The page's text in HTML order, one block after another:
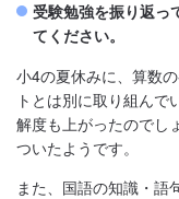
受験勉強を振り返っ
てください。
小4の夏休みに、算数
トとは別に取り組ん
解度も上がったのでし
ついたようです。
また、国語の知識・語